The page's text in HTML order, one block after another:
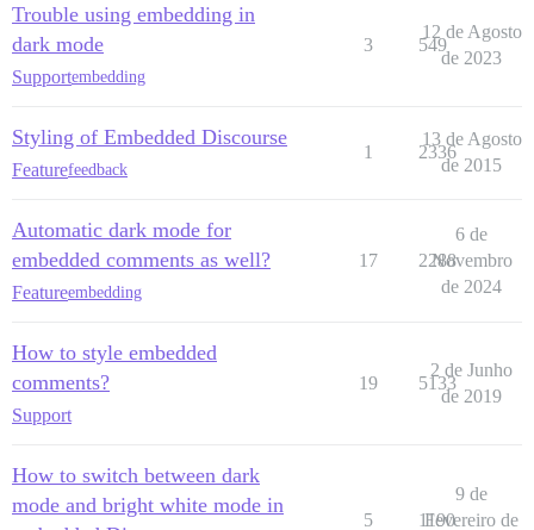
Trouble using embedding in
dark mode
Supportembedding
3 549
12 de Agosto
de 2023
Styling of Embedded Discourse
Featurefeedback
1 2336
13 de Agosto
de 2015
Automatic dark mode for
embedded comments as well?
Featureembedding
17 2288
6 de
Novembro
de 2024
How to style embedded
comments?
Support
19 5133
2 de Junho
de 2019
How to switch between dark
mode and bright white mode in
5 1190
9 de
Fevereiro de